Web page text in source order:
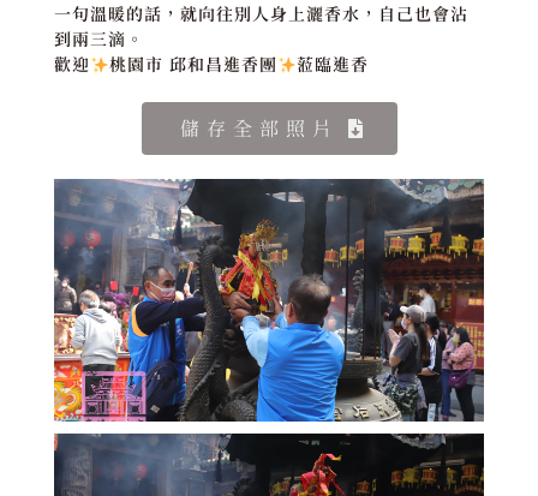
一句溫暖的話，就向往別人身上灑香水，自己也會沾
到兩三滴。
歡迎
桃園市 邱和昌進香團 蒞臨進香
儲存全部照片